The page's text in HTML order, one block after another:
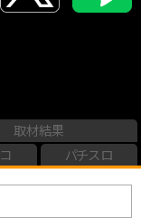
取材結果
パチスロ